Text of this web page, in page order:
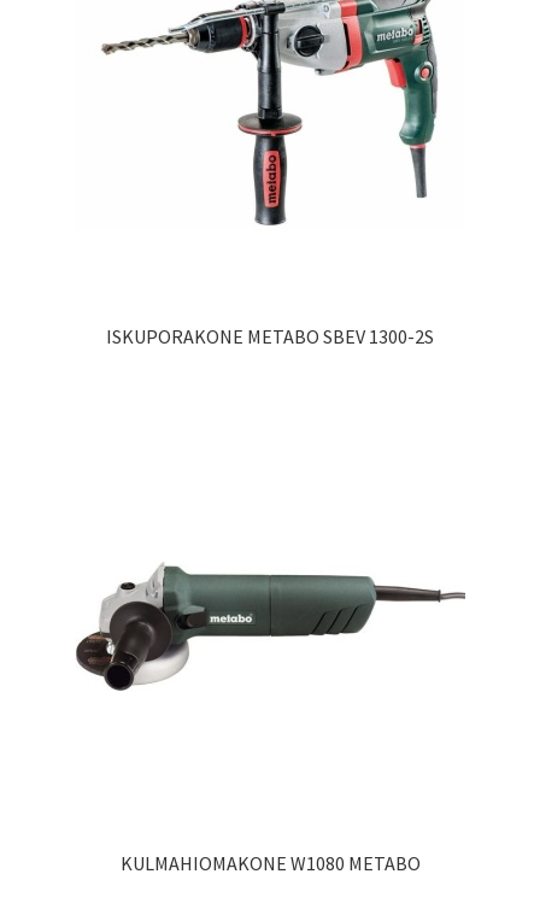
ISKUPORAKONE METABO SBEV 1300-2S
KULMAHIOMAKONE W1080 METABO